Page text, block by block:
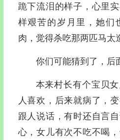
跪下流泪的样子，心里
样艰苦的岁月里，她们
肉，觉得杀吃那两匹马太
你们可能猜到了，后
本来村长有个宝贝
人喜欢，后来就病了，
跟人说话，有时还自言
心，女儿有次不吃不喝